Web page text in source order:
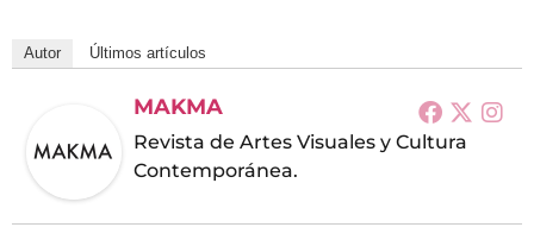
Autor Últimos artículos
MAKMA
Revista de Artes Visuales y Cultura
Contemporánea.